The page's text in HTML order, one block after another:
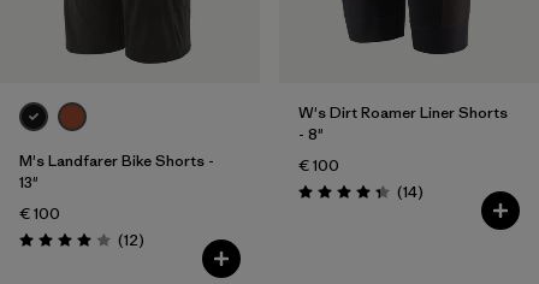
M's Landfarer Bike Shorts -
13"
€ 100
Puntuación: 4.0 / 5
(12Reseñas
)
W's Dirt Roamer Liner Shorts
- 8"
€ 100
Puntuación: 4.4 / 5
(14Reseñas
)